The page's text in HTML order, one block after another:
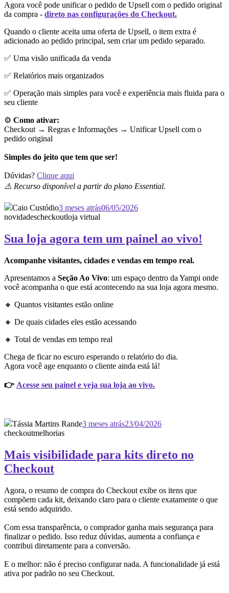
Agora você pode unificar o pedido de Upsell com o pedido original
da compra - direto nas configurações do Checkout.
Quando o cliente aceita uma oferta de Upsell, o item extra é
adicionado ao pedido principal, sem criar um pedido separado.
✅ Uma visão unificada da venda
✅ Relatórios mais organizados
✅ Operação mais simples para você e experiência mais fluida para o
seu cliente
⚙️ Como ativar:
Checkout → Regras e Informações → Unificar Upsell com o
pedido original
Simples do jeito que tem que ser!
Dúvidas? Clique aqui
⚠️ Recurso disponível a partir do plano Essential.
Caio Custódio3 meses atrás06/05/2026
novidadescheckoutloja virtual
Sua loja agora tem um painel ao vivo!
Acompanhe visitantes, cidades e vendas em tempo real.
Apresentamos a Seção Ao Vivo: um espaço dentro da Yampi onde
você acompanha o que está acontecendo na sua loja agora mesmo.
🔸 Quantos visitantes estão online
🔸 De quais cidades eles estão acessando
🔸 Total de vendas em tempo real
Chega de ficar no escuro esperando o relatório do dia.
Agora você age enquanto o cliente ainda está lá!
👉 Acesse seu painel e veja sua loja ao vivo.
Tássia Martins Rande3 meses atrás23/04/2026
checkoutmelhorias
Mais visibilidade para kits direto no
Checkout
Agora, o resumo de compra do Checkout exibe os itens que
compõem cada kit, deixando claro para o cliente exatamente o que
está sendo adquirido.
Com essa transparência, o comprador ganha mais segurança para
finalizar o pedido. Isso reduz dúvidas, aumenta a confiança e
contribui diretamente para a conversão.
E o melhor: não é preciso configurar nada. A funcionalidade já está
ativa por padrão no seu Checkout.